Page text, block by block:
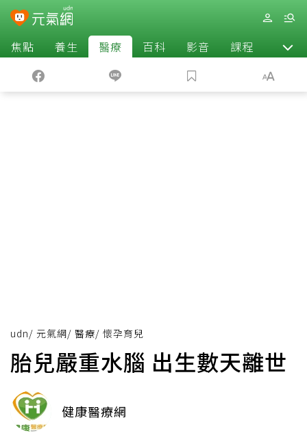
焦點 養生 醫療 百科 影音 課程 退休
udn/ 元氣網/ 醫療/ 懷孕育兒
胎兒嚴重水腦 出生數天離世
健康醫療網